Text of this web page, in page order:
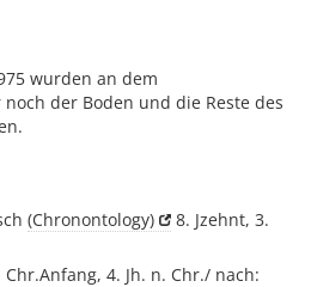
wurden an dem
der Boden und die Reste des
(Chronontology)
8. Jzehnt, 3.
4. Jh. n. Chr./ nach: